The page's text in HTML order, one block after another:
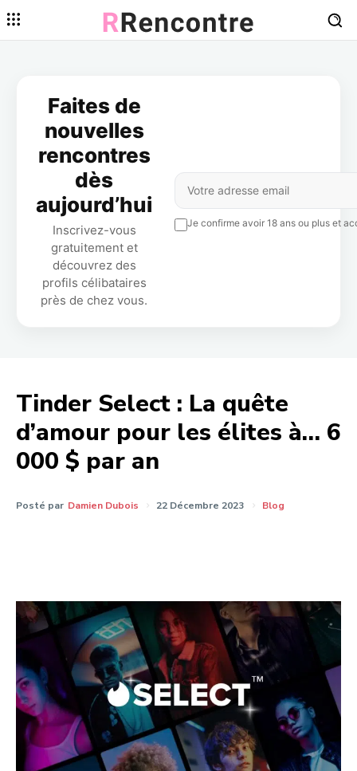
Faites de
nouvelles
rencontres
dès
aujourd’hui
Inscrivez-vous
gratuitement et
découvrez des
profils célibataires
près de chez vous.
Je confirme avoir 18 ans ou plus et
Tinder Select : La quête
d’amour pour les élites à… 6
000 $ par an
Posté par Damien Dubois 22 Décembre 2023 Blog